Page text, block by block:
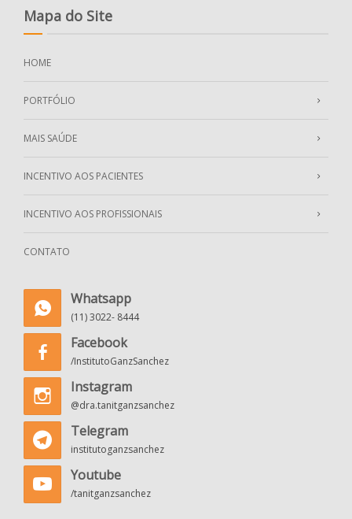
Mapa do Site
HOME
PORTFÓLIO
MAIS SAÚDE
INCENTIVO AOS PACIENTES
INCENTIVO AOS PROFISSIONAIS
CONTATO
Whatsapp
(11) 3022- 8444
Facebook
/InstitutoGanzSanchez
Instagram
@dra.tanitganzsanchez
Telegram
institutoganzsanchez
Youtube
/tanitganzsanchez